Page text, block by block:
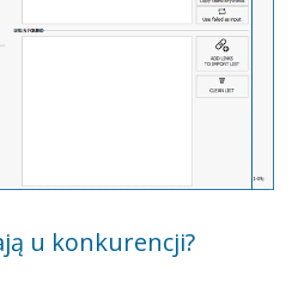
u konkurencji?